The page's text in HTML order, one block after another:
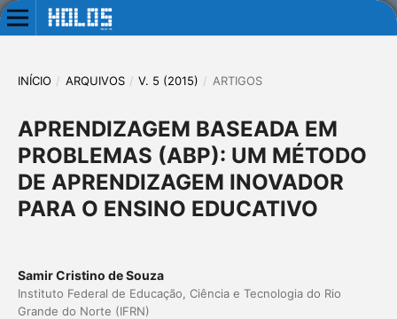
INÍCIO / ARQUIVOS / V. 5 (2015) / ARTIGOS
APRENDIZAGEM BASEADA EM
PROBLEMAS (ABP): UM MÉTODO
DE APRENDIZAGEM INOVADOR
PARA O ENSINO EDUCATIVO
Samir Cristino de Souza
Instituto Federal de Educação, Ciência e Tecnologia do Rio
Grande do Norte (IFRN)